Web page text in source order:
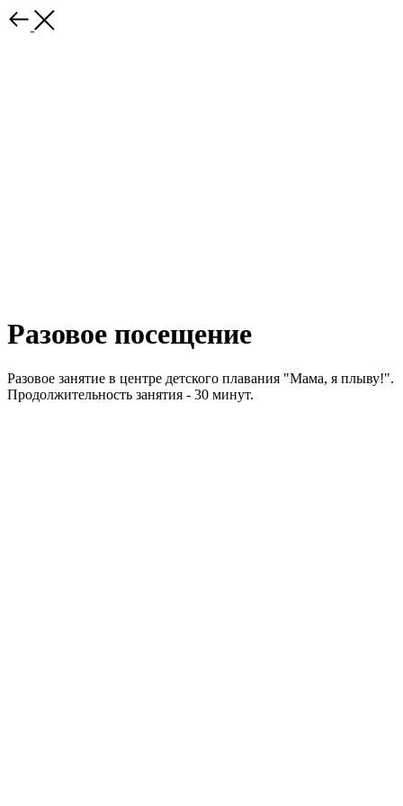
Разовое посещение
Разовое занятие в центре детского плавания "Мама, я плыву!".
Продолжительность занятия - 30 минут.